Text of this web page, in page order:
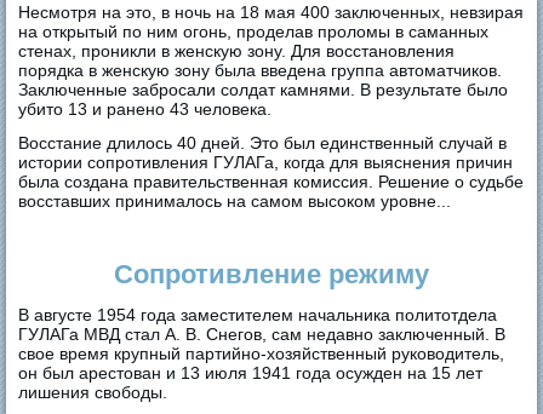
Несмотря на это, в ночь на 18 мая 400 заключенных, невзирая
на открытый по ним огонь, проделав проломы в саманных
стенах, проникли в женскую зону. Для восстановления
порядка в женскую зону была введена группа автоматчиков.
Заключенные забросали солдат камнями. В результате было
убито 13 и ранено 43 человека.
Восстание длилось 40 дней. Это был единственный случай в
истории сопротивления ГУЛАГа, когда для выяснения причин
была создана правительственная комиссия. Решение о судьбе
восставших принималось на самом высоком уровне...
Сопротивление режиму
В августе 1954 года заместителем начальника политотдела
ГУЛАГа МВД стал А. В. Снегов, сам недавно заключенный. В
свое время крупный партийно-хозяйственный руководитель,
он был арестован и 13 июля 1941 года осужден на 15 лет
лишения свободы.